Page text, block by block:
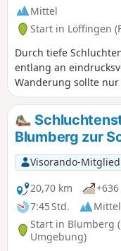
Mittel
Start in Löffingen
Durch tiefe
entlang an
Wanderung sollte
begangen werden.
sind die Schluchten
Blumberg zur
Visorando-Mitglied
20,70 km
7:45 Std.
Mittel
Start in Blumberg
Umgebung)